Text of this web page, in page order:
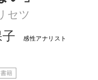
書籍